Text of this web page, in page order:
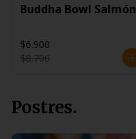
Buddha Bowl Salmón
$6.900
$8.700
Postres.